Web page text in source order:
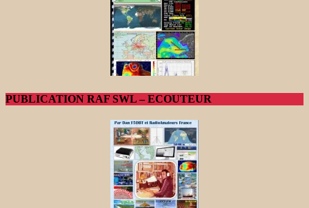
PUBLICATION RAF SWL – ECOUTEUR